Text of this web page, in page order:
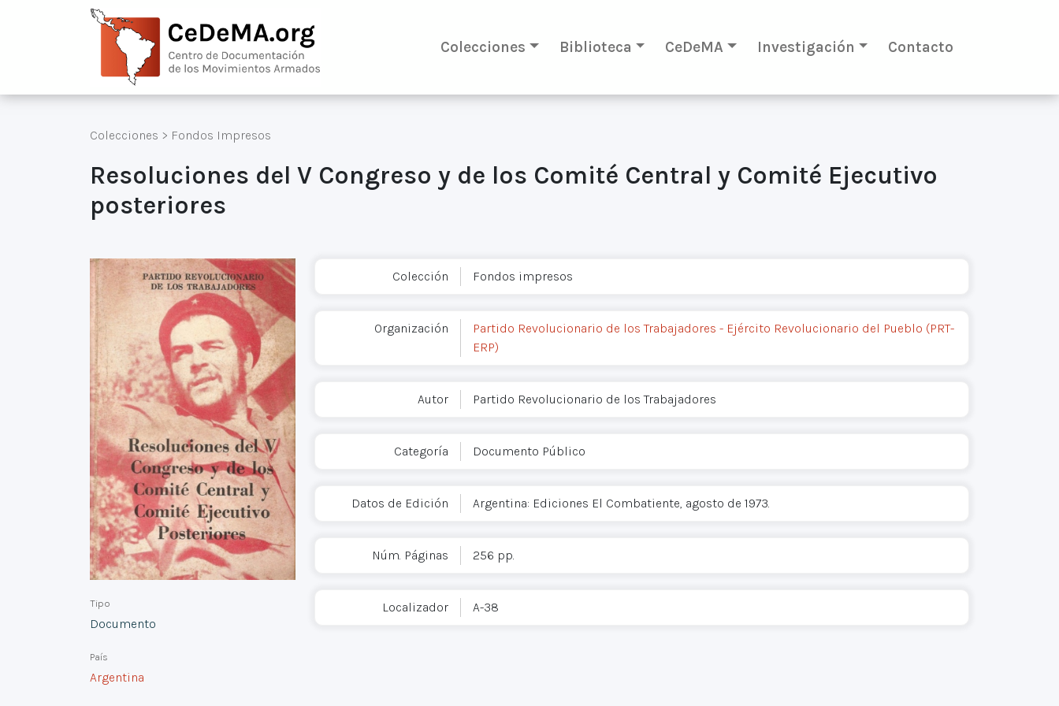
Colecciones Biblioteca CeDeMA Investigación Contacto
Colecciones > Fondos Impresos
Resoluciones del V Congreso y de los Comité Central y Comité Ejecutivo
posteriores
Tipo
Documento
País
Argentina
Colección Fondos impresos
Organización
Partido Revolucionario de los Trabajadores - Ejército Revolucionario del Pueblo (PRT-
ERP)
Autor Partido Revolucionario de los Trabajadores
Categoría Documento Público
Datos de Edición Argentina: Ediciones El Combatiente, agosto de 1973.
Núm. Páginas 256 pp.
Localizador A-38